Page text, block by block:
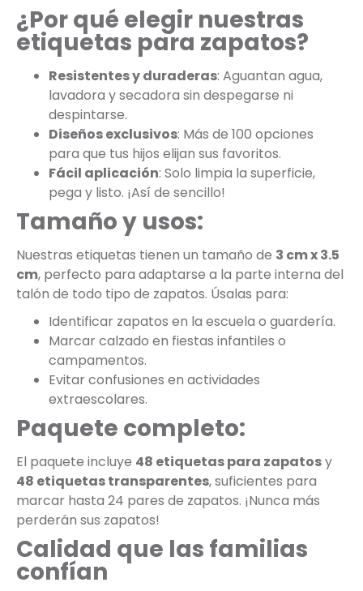
¿Por qué elegir nuestras
etiquetas para zapatos?
Resistentes y duraderas: Aguantan agua,
lavadora y secadora sin despegarse ni
despintarse.
Diseños exclusivos: Más de 100 opciones
para que tus hijos elijan sus favoritos.
Fácil aplicación: Solo limpia la superficie,
pega y listo. ¡Así de sencillo!
Tamaño y usos:
Nuestras etiquetas tienen un tamaño de 3 cm x 3.5
cm, perfecto para adaptarse a la parte interna del
talón de todo tipo de zapatos. Úsalas para:
Identificar zapatos en la escuela o guardería.
Marcar calzado en fiestas infantiles o
campamentos.
Evitar confusiones en actividades
extraescolares.
Paquete completo:
El paquete incluye 48 etiquetas para zapatosy
48 etiquetas transparentes, suficientes para
marcar hasta 24 pares de zapatos. ¡Nunca más
perderán sus zapatos!
Calidad que las familias
confían